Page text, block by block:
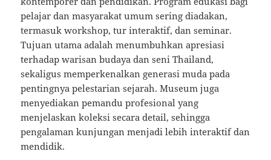
pelajar dan masyarakat umum sering diadakan,
termasuk workshop, tur interaktif, dan seminar.
Tujuan utama adalah menumbuhkan apresiasi
terhadap warisan budaya dan seni Thailand,
sekaligus memperkenalkan generasi muda pada
pentingnya pelestarian sejarah. Museum juga
menyediakan pemandu profesional yang
menjelaskan koleksi secara detail, sehingga
pengalaman kunjungan menjadi lebih interaktif dan
mendidik.